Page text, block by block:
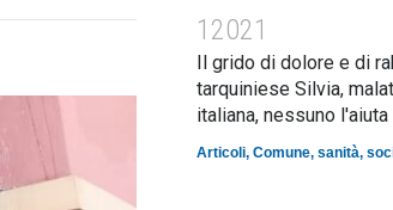
12021
Il grido di dolore e di
tarquiniese Silvia,
italiana, nessuno l'aiuta
Articoli, Comune, sanità,